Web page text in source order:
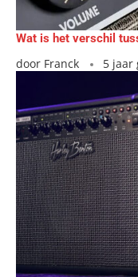
Wat is het verschil
door Franck 5 jaar